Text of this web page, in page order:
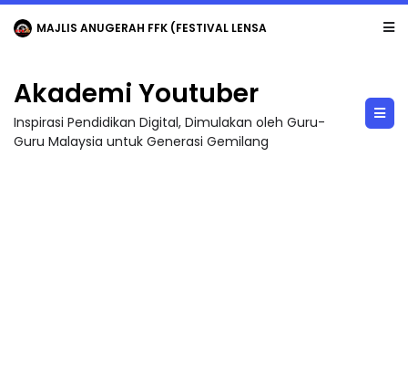
MAJLIS ANUGERAH FFK (FESTIVAL LENSA PENDIDIKAN - FLeP) 2026
Akademi Youtuber
Inspirasi Pendidikan Digital, Dimulakan oleh Guru-
Guru Malaysia untuk Generasi Gemilang